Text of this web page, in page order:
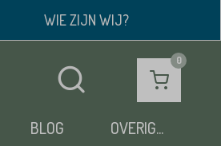
WIE ZIJN WIJ?
BLOG OVERIG...